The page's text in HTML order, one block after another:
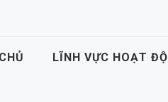
LĨNH VỰC HOẠT